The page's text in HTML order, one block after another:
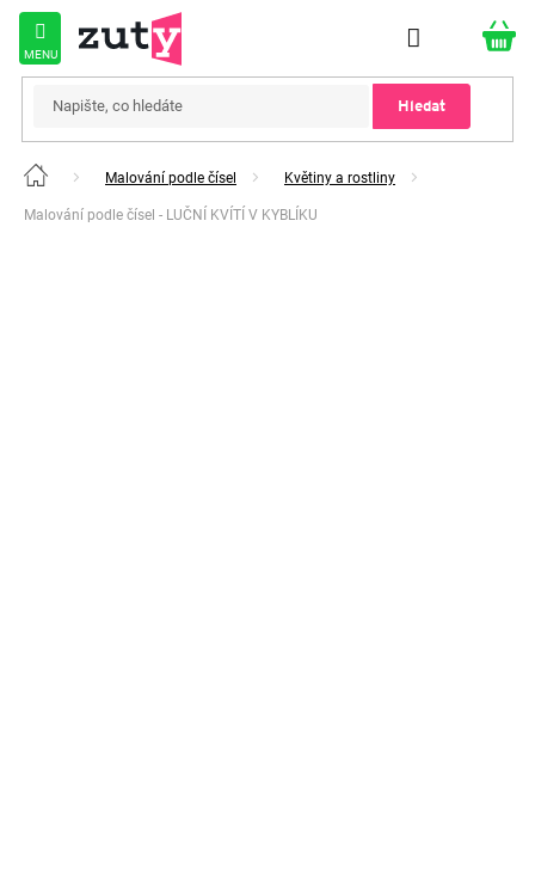
Přejít
obsah
Hledat
Domů Malování podle čísel Květiny a rostliny
Malování podle čísel - LUČNÍ KVÍTÍ V KYBLÍKU